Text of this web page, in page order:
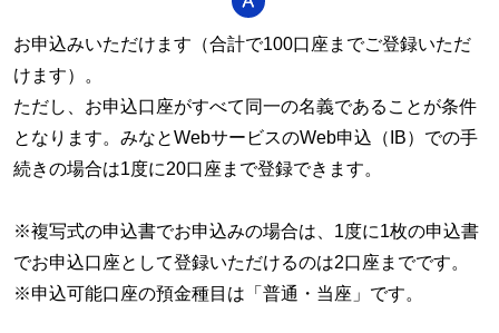
お申込みいただけます（合計で100口座までご登録いただ
けます）。
ただし、お申込口座がすべて同一の名義であることが条件
となります。みなとWebサービスのWeb申込（IB）での手
続きの場合は1度に20口座まで登録できます。
※複写式の申込書でお申込みの場合は、1度に1枚の申込書
でお申込口座として登録いただけるのは2口座までです。
※申込可能口座の預金種目は「普通・当座」です。